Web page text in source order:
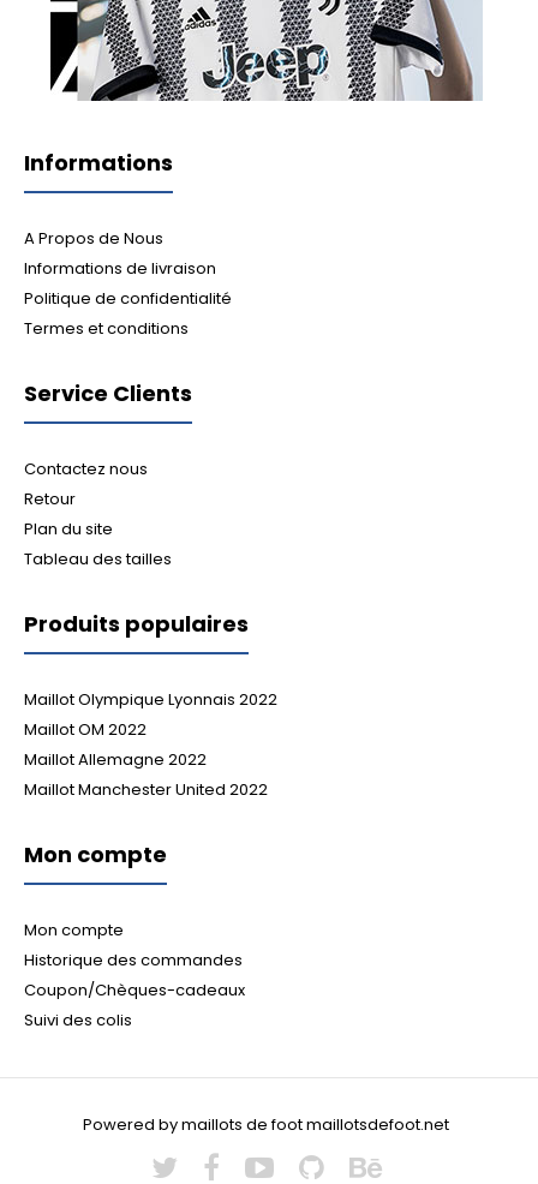
Informations
A Propos de Nous
Informations de livraison
Politique de confidentialité
Termes et conditions
Service Clients
Contactez nous
Retour
Plan du site
Tableau des tailles
Produits populaires
Maillot Olympique Lyonnais 2022
Maillot OM 2022
Maillot Allemagne 2022
Maillot Manchester United 2022
Mon compte
Mon compte
Historique des commandes
Coupon/Chèques-cadeaux
Suivi des colis
Powered by maillots de foot maillotsdefoot.net